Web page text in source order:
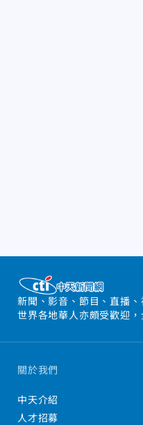
新聞、影音、節目、直播
世界各地華人亦頗受歡迎
關於我們
中天介紹
人才招募